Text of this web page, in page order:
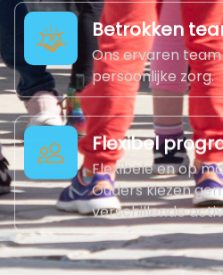
Betrokken
Ons ervaren
persoonlijke zorg.
Flexibel
Flexibele en op
Ouders kiezen
verschillende